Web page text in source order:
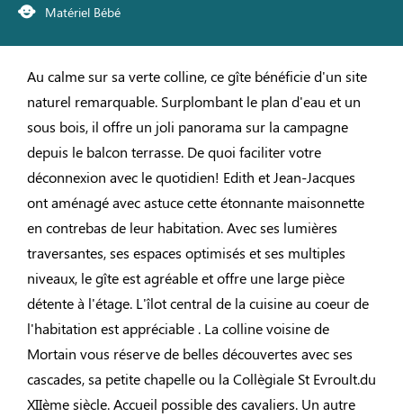
Matériel Bébé
Au calme sur sa verte colline, ce gîte bénéficie d'un site
naturel remarquable. Surplombant le plan d'eau et un
sous bois, il offre un joli panorama sur la campagne
depuis le balcon terrasse. De quoi faciliter votre
déconnexion avec le quotidien! Edith et Jean-Jacques
ont aménagé avec astuce cette étonnante maisonnette
en contrebas de leur habitation. Avec ses lumières
traversantes, ses espaces optimisés et ses multiples
niveaux, le gîte est agréable et offre une large pièce
détente à l'étage. L'îlot central de la cuisine au coeur de
l'habitation est appréciable . La colline voisine de
Mortain vous réserve de belles découvertes avec ses
cascades, sa petite chapelle ou la Collègiale St Evroult.du
XIIème siècle. Accueil possible des cavaliers. Un autre